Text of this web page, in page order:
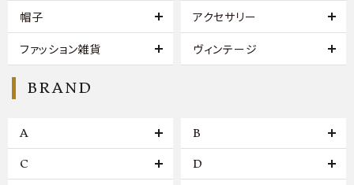
帽子 アクセサリー
ファッション雑貨 ヴィンテージ
BRAND
A B
C D